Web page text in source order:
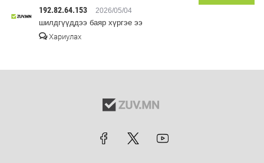
192.82.64.153 2026/05/04
шилдгүүддээ баяр хүргэе ээ
Хариулах